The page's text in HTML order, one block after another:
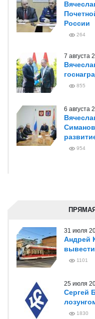
России
264
7 августа
855
6 августа
954
31 июля
Андрей
1101
25 июля
Сергей
1830